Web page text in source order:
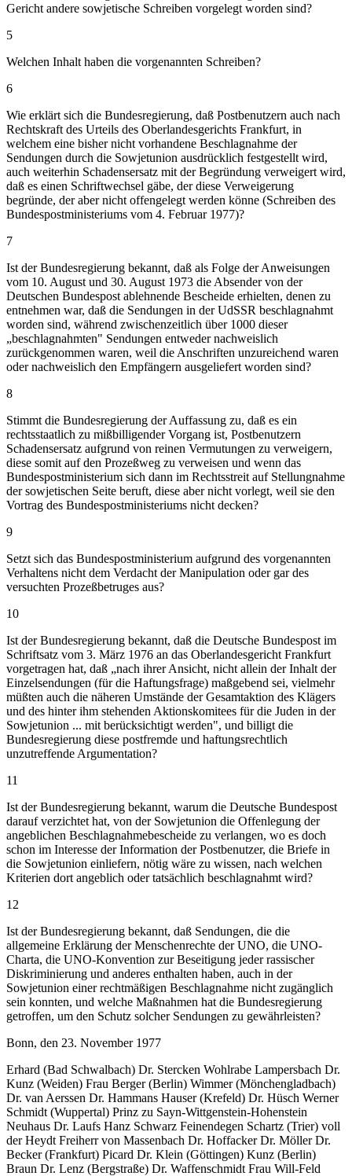
Gericht andere sowjetische Schreiben vorgelegt worden sind?
5
Welchen Inhalt haben die vorgenannten Schreiben?
6
Wie erklärt sich die Bundesregierung, daß Postbenutzern auch nach
Rechtskraft des Urteils des Oberlandesgerichts Frankfurt, in
welchem eine bisher nicht vorhandene Beschlagnahme der
Sendungen durch die Sowjetunion ausdrücklich festgestellt wird,
auch weiterhin Schadensersatz mit der Begründung verweigert wird,
daß es einen Schriftwechsel gäbe, der diese Verweigerung
begründe, der aber nicht offengelegt werden könne (Schreiben des
Bundespostministeriums vom 4. Februar 1977)?
7
Ist der Bundesregierung bekannt, daß als Folge der Anweisungen
vom 10. August und 30. August 1973 die Absender von der
Deutschen Bundespost ablehnende Bescheide erhielten, denen zu
entnehmen war, daß die Sendungen in der UdSSR beschlagnahmt
worden sind, während zwischenzeitlich über 1000 dieser
„beschlagnahmten" Sendungen entweder nachweislich
zurückgenommen waren, weil die Anschriften unzureichend waren
oder nachweislich den Empfängern ausgeliefert worden sind?
8
Stimmt die Bundesregierung der Auffassung zu, daß es ein
rechtsstaatlich zu mißbilligender Vorgang ist, Postbenutzern
Schadensersatz aufgrund von reinen Vermutungen zu verweigern,
diese somit auf den Prozeßweg zu verweisen und wenn das
Bundespostministerium sich dann im Rechtsstreit auf Stellungnahme
der sowjetischen Seite beruft, diese aber nicht vorlegt, weil sie den
Vortrag des Bundespostministeriums nicht decken?
9
Setzt sich das Bundespostministerium aufgrund des vorgenannten
Verhaltens nicht dem Verdacht der Manipulation oder gar des
versuchten Prozeßbetruges aus?
10
Ist der Bundesregierung bekannt, daß die Deutsche Bundespost im
Schriftsatz vom 3. März 1976 an das Oberlandesgericht Frankfurt
vorgetragen hat, daß „nach ihrer Ansicht, nicht allein der Inhalt der
Einzelsendungen (für die Haftungsfrage) maßgebend sei, vielmehr
müßten auch die näheren Umstände der Gesamtaktion des Klägers
und des hinter ihm stehenden Aktionskomitees für die Juden in der
Sowjetunion ... mit berücksichtigt werden", und billigt die
Bundesregierung diese postfremde und haftungsrechtlich
unzutreffende Argumentation?
11
Ist der Bundesregierung bekannt, warum die Deutsche Bundespost
darauf verzichtet hat, von der Sowjetunion die Offenlegung der
angeblichen Beschlagnahmebescheide zu verlangen, wo es doch
schon im Interesse der Information der Postbenutzer, die Briefe in
die Sowjetunion einliefern, nötig wäre zu wissen, nach welchen
Kriterien dort angeblich oder tatsächlich beschlagnahmt wird?
12
Ist der Bundesregierung bekannt, daß Sendungen, die die
allgemeine Erklärung der Menschenrechte der UNO, die UNO-
Charta, die UNO-Konvention zur Beseitigung jeder rassischer
Diskriminierung und anderes enthalten haben, auch in der
Sowjetunion einer rechtmäßigen Beschlagnahme nicht zugänglich
sein konnten, und welche Maßnahmen hat die Bundesregierung
getroffen, um den Schutz solcher Sendungen zu gewährleisten?
Bonn, den 23. November 1977
Erhard (Bad Schwalbach) Dr. Stercken Wohlrabe Lampersbach Dr.
Kunz (Weiden) Frau Berger (Berlin) Wimmer (Mönchengladbach)
Dr. van Aerssen Dr. Hammans Hauser (Krefeld) Dr. Hüsch Werner
Schmidt (Wuppertal) Prinz zu Sayn-Wittgenstein-Hohenstein
Neuhaus Dr. Laufs Hanz Schwarz Feinendegen Schartz (Trier) voll
der Heydt Freiherr von Massenbach Dr. Hoffacker Dr. Möller Dr.
Becker (Frankfurt) Picard Dr. Klein (Göttingen) Kunz (Berlin)
Braun Dr. Lenz (Bergstraße) Dr. Waffenschmidt Frau Will-Feld